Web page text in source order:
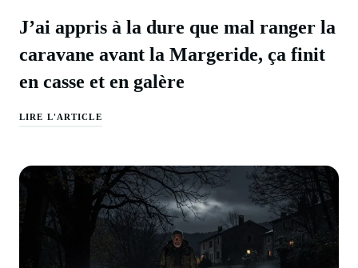
J’ai appris à la dure que mal ranger la
caravane avant la Margeride, ça finit
en casse et en galère
LIRE L'ARTICLE